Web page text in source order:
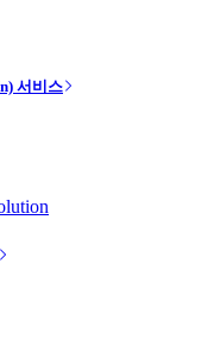
서비스